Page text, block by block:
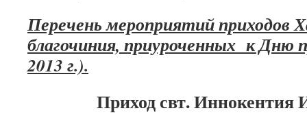
Перечень мероприятий приходов
благочиния, приуроченных к Дню
2013 г.).
Приход свт. Иннокентия